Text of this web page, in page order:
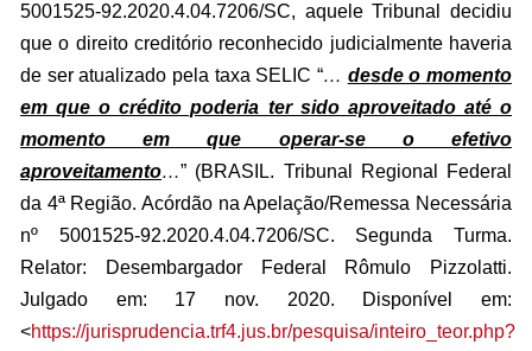
5001525-92.2020.4.04.7206/SC, aquele Tribunal decidiu
que o direito creditório reconhecido judicialmente haveria
de ser atualizado pela taxa SELIC “… desde o momento
em que o crédito poderia ter sido aproveitado até o
momento em que operar-se o efetivo
aproveitamento…” (BRASIL. Tribunal Regional Federal
da 4ª Região. Acórdão na Apelação/Remessa Necessária
nº 5001525-92.2020.4.04.7206/SC. Segunda Turma.
Relator: Desembargador Federal Rômulo Pizzolatti.
Julgado em: 17 nov. 2020. Disponível em:
<https://jurisprudencia.trf4.jus.br/pesquisa/inteiro_teor.php?